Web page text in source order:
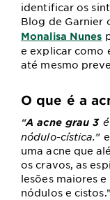
identificar os
Blog de Garnier
Monalisa Nunes
e explicar como
até mesmo
O que é a
“A acne grau 3é
nódulo-cística.”
uma acne que
os cravos, as
lesões maiores
nódulos e